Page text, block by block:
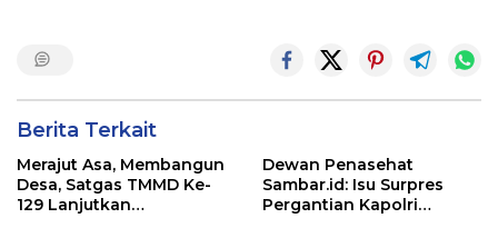
Berita Terkait
Merajut Asa, Membangun
Desa, Satgas TMMD Ke-
129 Lanjutkan
Dewan Penasehat
Sambar.id: Isu Surpres
Pergantian Kapolri